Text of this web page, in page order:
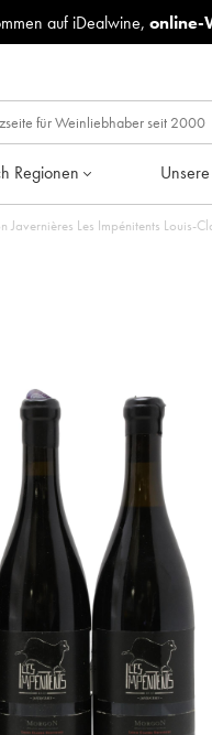
auf iDealwine, online-
Regionen
Javernières Les Impénitents Louis-